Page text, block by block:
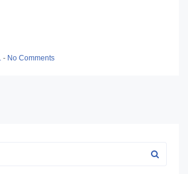
- No Comments